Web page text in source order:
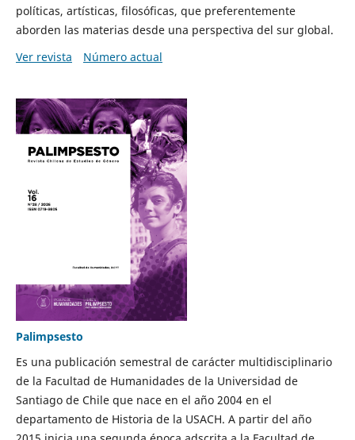
políticas, artísticas, filosóficas, que preferentemente
aborden las materias desde una perspectiva del sur global.
Ver revista
Número actual
Palimpsesto
Es una publicación semestral de carácter multidisciplinario
de la Facultad de Humanidades de la Universidad de
Santiago de Chile que nace en el año 2004 en el
departamento de Historia de la USACH. A partir del año